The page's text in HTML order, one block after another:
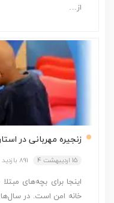
از…
زنجیره مهربانی در
15 اردیبهشت 4 891 بازدید
اینجا برای بچه‌های